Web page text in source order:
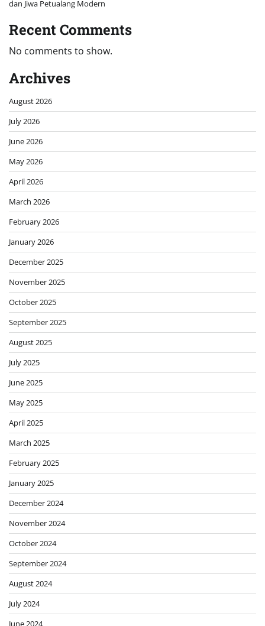
dan Jiwa Petualang Modern
Recent Comments
No comments to show.
Archives
August 2026
July 2026
June 2026
May 2026
April 2026
March 2026
February 2026
January 2026
December 2025
November 2025
October 2025
September 2025
August 2025
July 2025
June 2025
May 2025
April 2025
March 2025
February 2025
January 2025
December 2024
November 2024
October 2024
September 2024
August 2024
July 2024
June 2024